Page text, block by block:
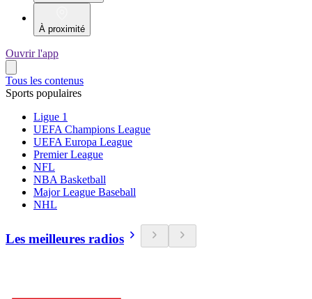
À proximité
Ouvrir l'app
Tous les contenus
Sports populaires
Ligue 1
UEFA Champions League
UEFA Europa League
Premier League
NFL
NBA Basketball
Major League Baseball
NHL
Les meilleures radios